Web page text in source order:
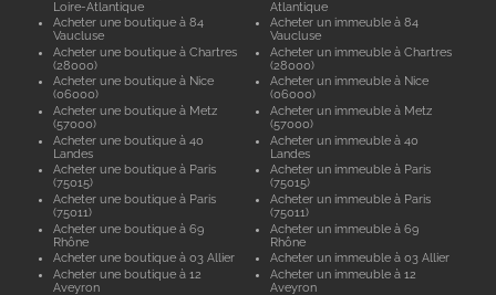
Loire-Atlantique
Acheter une boutique à 84
Vaucluse
Acheter une boutique à Chartres
(28000)
Acheter une boutique à Nice
(06000)
Acheter une boutique à Metz
(57000)
Acheter une boutique à 40
Landes
Acheter une boutique à Paris
(75015)
Acheter une boutique à Paris
(75011)
Acheter une boutique à 69
Rhône
Acheter une boutique à 03 Allier
Acheter une boutique à 12
Aveyron
Atlantique
Acheter un immeuble à 84
Vaucluse
Acheter un immeuble à Chartres
(28000)
Acheter un immeuble à Nice
(06000)
Acheter un immeuble à Metz
(57000)
Acheter un immeuble à 40
Landes
Acheter un immeuble à Paris
(75015)
Acheter un immeuble à Paris
(75011)
Acheter un immeuble à 69
Rhône
Acheter un immeuble à 03 Allier
Acheter un immeuble à 12
Aveyron